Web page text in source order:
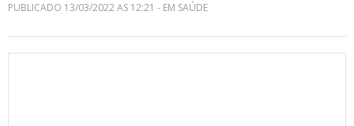
PUBLICADO 13/03/2022 AS 12:21 - EM SAÚDE